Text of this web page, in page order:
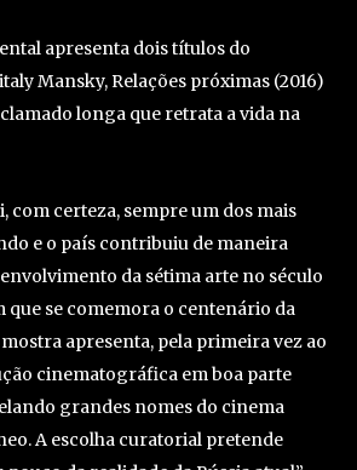
apresenta dois títulos do
Mansky, Relações próximas (2016)
longa que retrata a vida na
com certeza, sempre um dos mais
e o país contribuiu de maneira
da sétima arte no século
que se comemora o centenário da
mostra apresenta, pela primeira vez ao
cinematográfica em boa parte
grandes nomes do cinema
A escolha curatorial pretende